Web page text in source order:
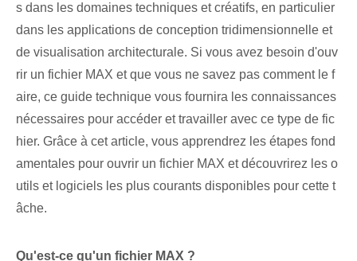
s dans les domaines techniques et créatifs, en particulier
dans les applications de conception tridimensionnelle et
de visualisation architecturale. Si vous avez besoin d'ouv
rir un fichier MAX et que vous ne savez pas comment le f
aire, ce guide technique vous fournira les connaissances
nécessaires pour accéder et travailler avec ce type de fic
hier. Grâce à cet article, vous apprendrez les étapes fond
amentales pour ouvrir un fichier MAX et découvrirez les o
utils et logiciels les plus courants disponibles pour cette t
âche.
Qu'est-ce qu'un fichier MAX ?